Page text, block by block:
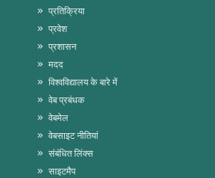
प्रतिक्रिया
प्रवेश
प्रशासन
मदद
विश्वविद्यालय के बारे में
वेब प्रबंधक
वेबमेल
वेबसाइट नीतियां
संबंधित लिंक्स
साइटमैप